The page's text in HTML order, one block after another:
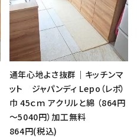
通年心地よさ抜群｜キッチンマ
ット ジャパンディ Lepo（レポ）
巾 45ｃｍ アクリルと綿 （864円
～5040円）加工無料
864円(税込)